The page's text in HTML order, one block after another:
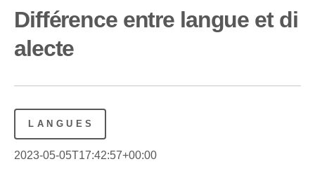
Différence entre langue et di
alecte
LANGUES
2023-05-05T17:42:57+00:00